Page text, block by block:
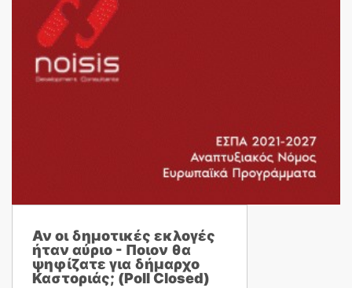
Αν οι δημοτικές εκλογές
ήταν αύριο - Ποιον θα
ψηφίζατε για δήμαρχο
Καστοριάς; (Poll Closed)